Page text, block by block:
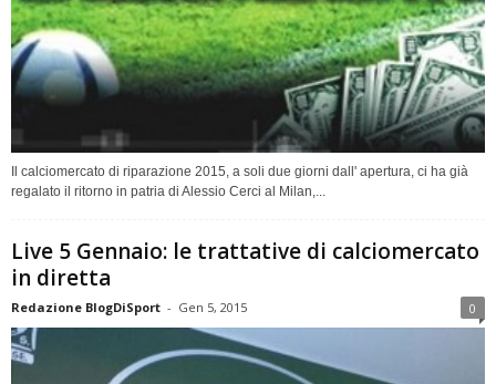
Il calciomercato di riparazione 2015, a soli due giorni dall' apertura, ci ha già
regalato il ritorno in patria di Alessio Cerci al Milan,...
Live 5 Gennaio: le trattative di calciomercato
in diretta
Redazione BlogDiSport - Gen 5, 2015 0